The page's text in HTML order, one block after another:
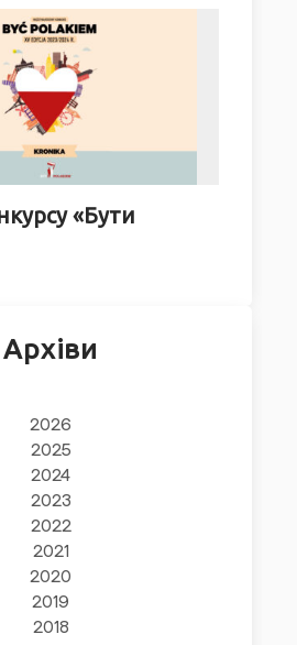
«Бути
Архіви
2026
2025
2024
2023
2022
2021
2020
2019
2018